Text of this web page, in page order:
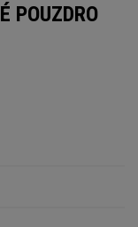
POUZDRO